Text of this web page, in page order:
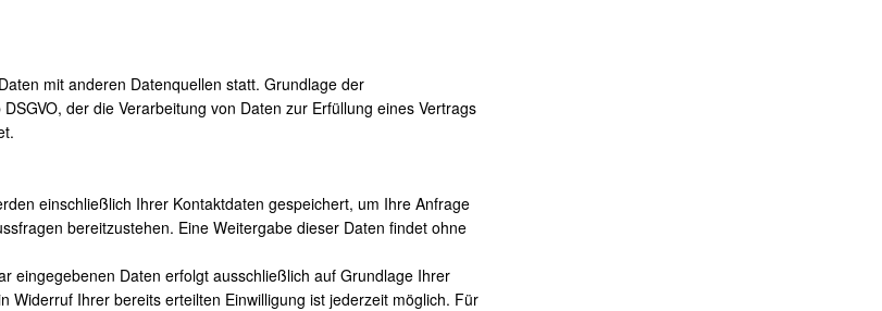
mit anderen Datenquellen statt. Grundlage der
der die Verarbeitung von Daten zur Erfüllung eines Vertrags
einschließlich Ihrer Kontaktdaten gespeichert, um Ihre Anfrage
bereitzustehen. Eine Weitergabe dieser Daten findet ohne
eingegebenen Daten erfolgt ausschließlich auf Grundlage Ihrer
Widerruf Ihrer bereits erteilten Einwilligung ist jederzeit möglich. Für